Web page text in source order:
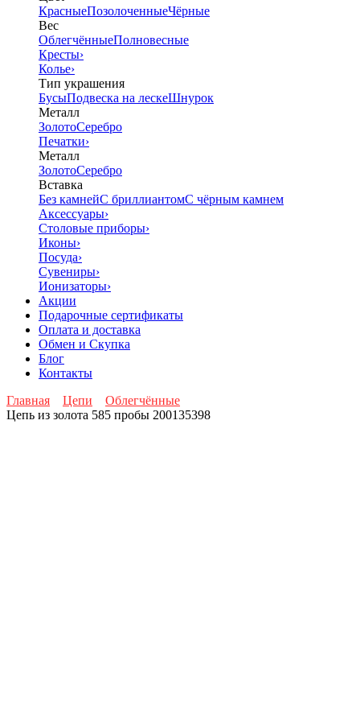
КрасныеПозолоченныеЧёрные
Вес
ОблегчённыеПолновесные
Кресты›
Колье›
Тип украшения
БусыПодвеска на лескеШнурок
Металл
ЗолотоСеребро
Печатки›
Металл
ЗолотоСеребро
Вставка
Без камнейС бриллиантомС чёрным камнем
Аксессуары›
Столовые приборы›
Иконы›
Посуда›
Сувениры›
Ионизаторы›
Акции
Подарочные сертификаты
Оплата и доставка
Обмен и Скупка
Блог
Контакты
Главная
Цепи
Облегчённые
Цепь из золота 585 пробы 200135398